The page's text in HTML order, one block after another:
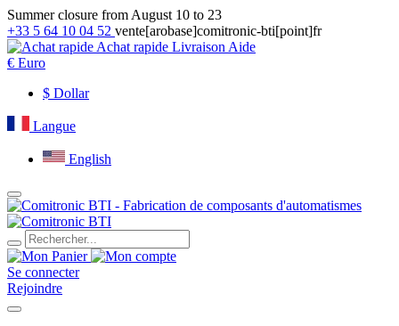
Summer closure from August 10 to 23
+33 5 64 10 04 52 vente[arobase]comitronic-bti[point]fr
Achat rapide Livraison Aide
€ Euro
$ Dollar
Langue
English
Se connecter
Rejoindre